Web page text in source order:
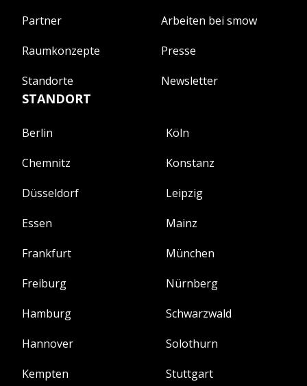
Partner
Raumkonzepte
Standorte
Arbeiten bei smow
Presse
Newsletter
STANDORT
Berlin
Chemnitz
Düsseldorf
Essen
Frankfurt
Freiburg
Hamburg
Hannover
Kempten
Köln
Konstanz
Leipzig
Mainz
München
Nürnberg
Schwarzwald
Solothurn
Stuttgart